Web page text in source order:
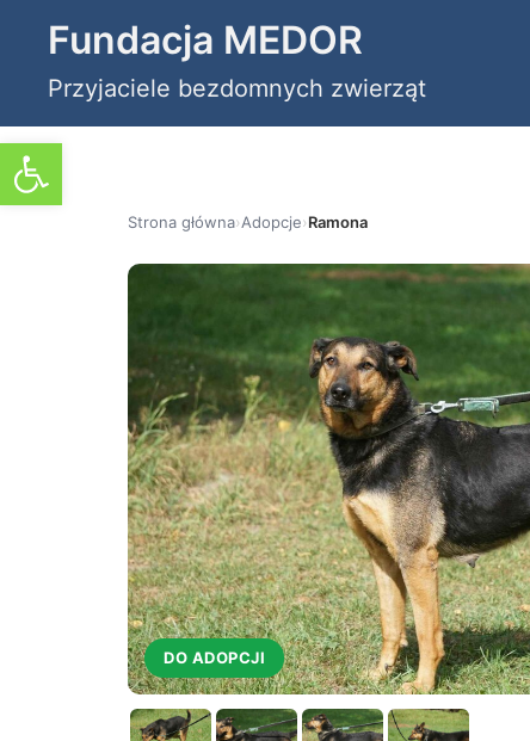
Otwórz pasek narzędzi
treści
Fundacja MEDOR
Przyjaciele bezdomnych zwierząt
Strona główna›Adopcje›Ramona
DO ADOPCJI